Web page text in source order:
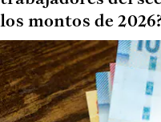
los montos de 2026?